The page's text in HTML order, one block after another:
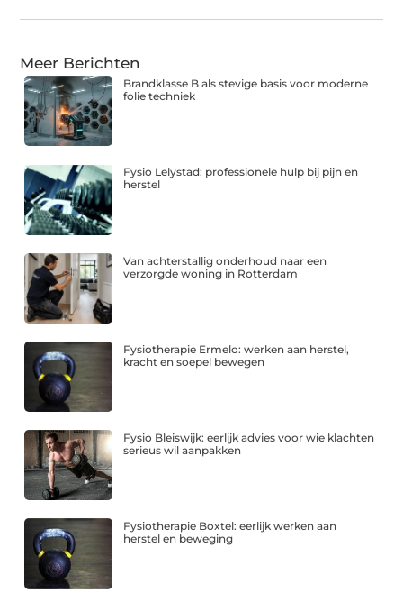
Meer Berichten
Brandklasse B als stevige basis voor moderne
folie techniek
Fysio Lelystad: professionele hulp bij pijn en
herstel
Van achterstallig onderhoud naar een
verzorgde woning in Rotterdam
Fysiotherapie Ermelo: werken aan herstel,
kracht en soepel bewegen
Fysio Bleiswijk: eerlijk advies voor wie klachten
serieus wil aanpakken
Fysiotherapie Boxtel: eerlijk werken aan
herstel en beweging